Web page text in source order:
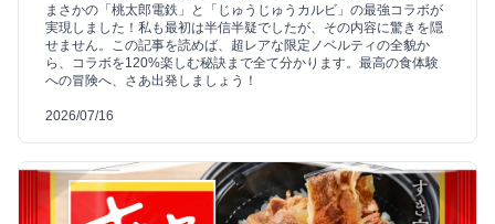
まさかの「桃太郎電鉄」と「じゅうじゅうカルビ」の最強コラボが
実現しました！私も最初は半信半疑でしたが、その内容に驚きを隠
せません。この記事を読めば、超レアな限定ノベルティの全貌か
ら、コラボを120%楽しむ秘訣まで全て分かります。最高の食体験
への冒険へ、さあ出発しましょう！
2026/07/16